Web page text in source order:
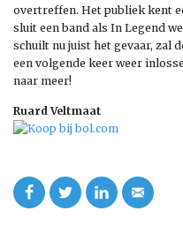
overtreffen. Het publiek kent
sluit een band als In Legend
schuilt nu juist het gevaar, zal
een volgende keer weer
naar meer!
Ruard Veltmaat